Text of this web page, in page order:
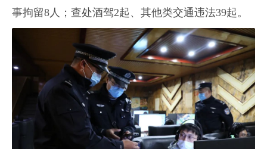
事拘留8人；查处酒驾2起、其他类交通违法39起。